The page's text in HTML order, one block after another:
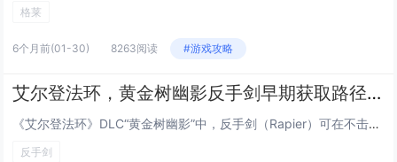
格莱
6个月前(01-30) 8263阅读 #游戏攻略
艾尔登法环，黄金树幽影反手剑早期获取路径，无需击败Boss，10分钟跑图拿到DLC强力武器
《艾尔登法环》DLC“黄金树幽影”中，反手剑（Rapier）可在不击败任何Boss的前提下，通过约10分钟的高效跑图流程...
反手剑